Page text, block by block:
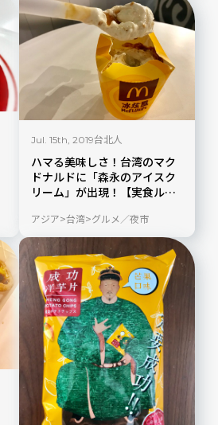
Jul. 15th, 2019台北人
ハマる美味しさ！台湾のマク
ドナルドに「森永のアイスク
リーム」が出現！【実食ル
アジア 台湾 グルメ／夜市